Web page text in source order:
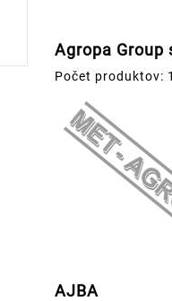
Agropa Group
Počet produktov:
AJBA